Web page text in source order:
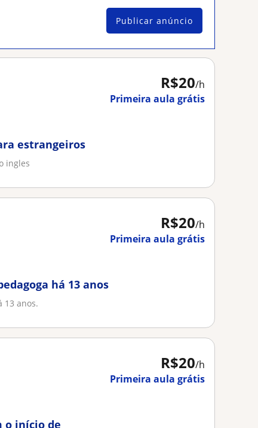
Publicar anúncio
R$20/h
Primeira aula grátis
estrangeiros
ingles
R$20/h
Primeira aula grátis
há 13 anos
13 anos.
R$20/h
Primeira aula grátis
o início de